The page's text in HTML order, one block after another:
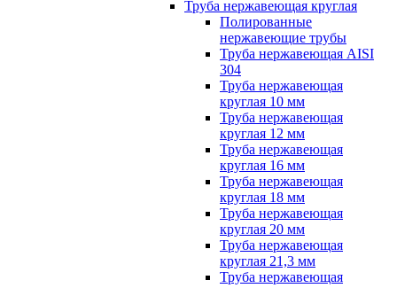
Труба нержавеющая круглая
Полированные
нержавеющие трубы
Труба нержавеющая AISI
304
Труба нержавеющая
круглая 10 мм
Труба нержавеющая
круглая 12 мм
Труба нержавеющая
круглая 16 мм
Труба нержавеющая
круглая 18 мм
Труба нержавеющая
круглая 20 мм
Труба нержавеющая
круглая 21,3 мм
Труба нержавеющая